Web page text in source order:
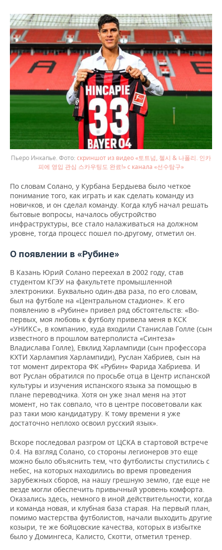
Пьеро Инкапье.
скриншот из видео «토트넘, 첼시 & 나폴리. 인카
피에 영입 관심 스카우팅도 완료!» с канала «선수탐구»
По словам Солано, у Курбана Бердыева было четкое
понимание того, как играть и как сделать команду из
новичков, и он сделал команду. Когда клуб начал решать
бытовые вопросы, началось обустройство
инфраструктуры, все стало налаживаться на должном
уровне, тогда процесс пошел по-другому, отметил он.
О появлении в «Рубине»
В Казань Юрий Солано переехал в 2002 году, став
студентом КГЭУ на факультете промышленной
электроники. Буквально один-два раза, по его словам,
был на футболе на «Центральном стадионе». К его
появлению в «Рубине» привел ряд обстоятельств: «Во-
первых, моя любовь к футболу привела меня в КСК
«УНИКС», в компанию, куда входили Станислав Голле (сын
известного в прошлом ватерполиста «Синтеза»
Владислава Голле), Евклид Харлампиди (сын профессора
КХТИ Харлампия Харлампиди), Руслан Хабриев, сын на
тот момент директора ФК «Рубин» Фарида Хабриева. И
вот Руслан обратился по просьбе отца в Центр испанской
культуры и изучения испанского языка за помощью в
плане переводчика. Хотя он уже знал меня на этот
момент, но так совпало, что в центре посоветовали как
раз таки мою кандидатуру. К тому времени я уже
достаточно неплохо освоил русский язык».
Вскоре последовал разгром от ЦСКА в стартовой встрече
0:4. На взгляд Солано, со стороны легионеров это еще
можно было объяснить тем, что футболисты спустились с
небес, на которых находились во время проведения
зарубежных сборов, на нашу грешную землю, где еще не
везде могли обеспечить привычный уровень комфорта.
Оказались здесь, немного в иной действительности, когда
и команда новая, и клубная база старая. На первый план,
помимо мастерства футболистов, начали выходить другие
козыри, те же бойцовские качества, которых в избытке
было у Домингеса, Калисто, Скотти, отметил тренер.